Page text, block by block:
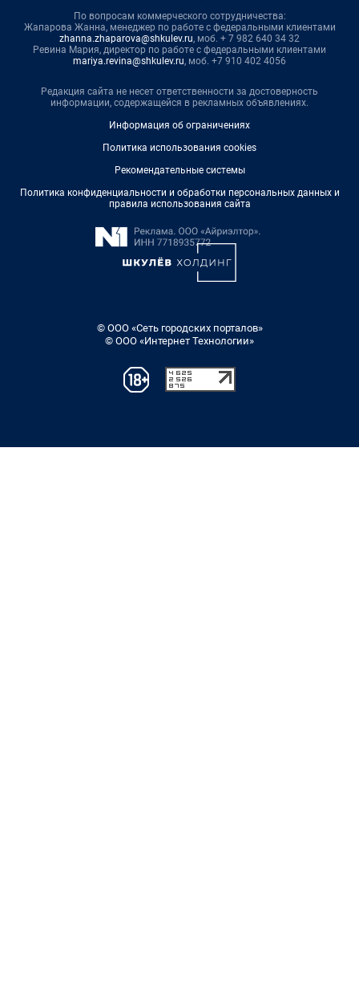
По вопросам коммерческого сотрудничества:
Жапарова Жанна, менеджер по работе с федеральными клиентами
zhanna.zhaparova@shkulev.ru, моб. + 7 982 640 34 32
Ревина Мария, директор по работе с федеральными клиентами
mariya.revina@shkulev.ru, моб. +7 910 402 4056
Редакция сайта не несет ответственности за достоверность
информации, содержащейся в рекламных объявлениях.
Информация об ограничениях
Политика использования cookies
Рекомендательные системы
Политика конфиденциальности и обработки персональных данных и
правила использования сайта
© ООО «Сеть городских порталов»
© ООО «Интернет Технологии»